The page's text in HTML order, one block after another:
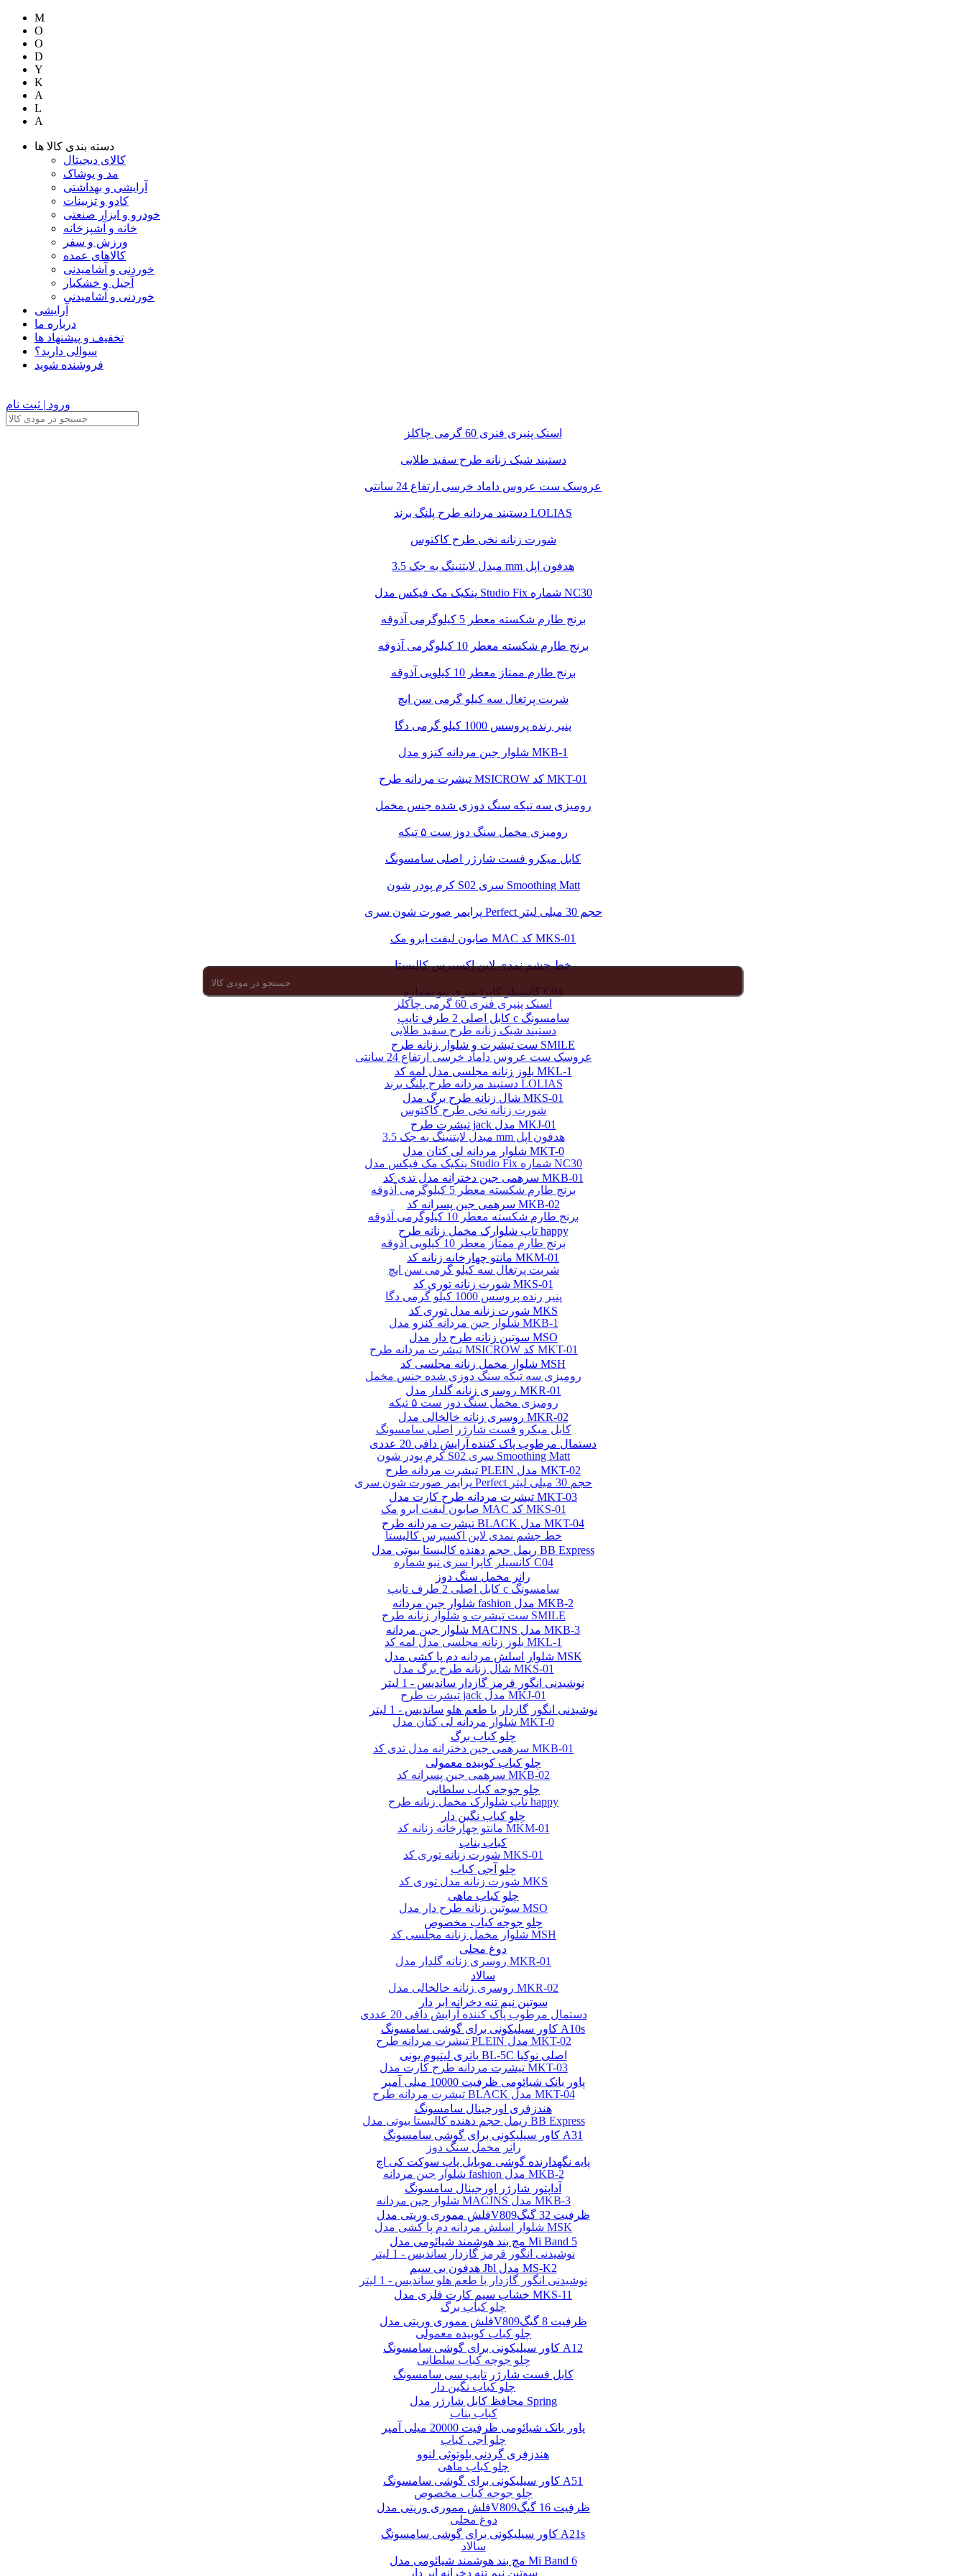
اسنک پنیری فنری 60 گرمی چاکلز
دستبند شیک زنانه طرح سفید طلایی
عروسک ست عروس داماد خرسی ارتفاع 24 سانتی
دستبند مردانه طرح پلنگ برند LOLIAS
شورت زنانه نخی طرح کاکتوس
مبدل لایتنینگ به جک 3.5 mm هدفون اپل
پنکیک مک فیکس مدل Studio Fix شماره NC30
برنج طارم شکسته معطر 5 کیلوگرمی آذوقه
برنج طارم شکسته معطر 10 کیلوگرمی آذوقه
برنج طارم ممتاز معطر 10 کیلویی آذوقه
شربت پرتغال سه کیلو گرمی سن ایچ
پنیر رنده پروسس 1000 کیلو گرمی دگا
شلوار جین مردانه کنزو مدل MKB-1
تیشرت مردانه طرح MSICROW کد MKT-01
رومیزی سه تیکه سنگ دوزی شده جنس مخمل
رومیزی مخمل سنگ دوز ست ۵ تیکه
کابل میکرو فست شارژر اصلی سامسونگ
کرم پودر شون S02 سری Smoothing Matt
پرایمر صورت شون سری Perfect حجم 30 میلی لیتر
صابون لیفت ابرو مک MAC کد MKS-01
خط چشم نمدی لاین اکسپرس کالیستا
کانسیلر کاپرا سری نیو شماره C04
کابل اصلی 2 طرف تایپ c سامسونگ
ست تیشرت و شلوار زنانه طرح SMILE
بلوز زنانه مجلسی مدل لمه کد MKL-1
شال زنانه طرح برگ مدل MKS-01
تیشرت طرح jack مدل MKJ-01
شلوار مردانه لی کتان مدل MKT-0
سرهمی جین دخترانه مدل تدی کد MKB-01
سرهمی جین پسرانه کد MKB-02
تاپ شلوارک مخمل زنانه طرح happy
مانتو چهارخانه زنانه کد MKM-01
شورت زنانه توری کد MKS-01
شورت زنانه مدل توری کد MKS
سوتین زنانه طرح دار مدل MSO
شلوار مخمل زنانه مجلسی کد MSH
روسری زنانه گلدار مدل MKR-01
روسری زنانه خالخالی مدل MKR-02
دستمال مرطوب پاک کننده آرایش دافی 20 عددی
تیشرت مردانه طرح PLEIN مدل MKT-02
تیشرت مردانه طرح کارت مدل MKT-03
تیشرت مردانه طرح BLACK مدل MKT-04
ریمل حجم دهنده کالیستا بیوتی مدل BB Express
رانر مخمل سنگ دوز
شلوار جین مردانه fashion مدل MKB-2
شلوار جین مردانه MACJNS مدل MKB-3
شلوار اسلش مردانه دم پا کشی مدل MSK
نوشیدنی انگور قرمز گازدار ساندیس - 1 لیتر
نوشیدنی انگور گازدار با طعم هلو ساندیس - 1 لیتر
چلو کباب برگ
چلو کباب کوبیده معمولی
چلو جوجه کباب سلطانی
چلو کباب نگین دار
کباب بناب
چلو آجی کباب
چلو کباب ماهی
چلو جوجه کباب مخصوص
دوغ محلی
سالاد
سوتین نیم تنه دخرانه ابر دار
M
O
O
D
Y
K
A
L
A
دسته بندی کالا ها
کالای دیجیتال
مد و پوشاک
آرایشی و بهداشتی
کادو و تزیینات
خودرو و ابزار صنعتی
خانه و آشپزخانه
ورزش و سفر
کالاهای عمده
خوردنی و آشامیدنی
آجیل و خشکبار
خوردنی و آشامیدنی
آرایشی
درباره ما
تخفیف و پیشنهاد ها
سوالی دارید؟
فروشنده شوید
ورود | ثبت نام
اسنک پنیری فنری 60 گرمی چاکلز
دستبند شیک زنانه طرح سفید طلایی
عروسک ست عروس داماد خرسی ارتفاع 24 سانتی
دستبند مردانه طرح پلنگ برند LOLIAS
شورت زنانه نخی طرح کاکتوس
مبدل لایتنینگ به جک 3.5 mm هدفون اپل
پنکیک مک فیکس مدل Studio Fix شماره NC30
برنج طارم شکسته معطر 5 کیلوگرمی آذوقه
برنج طارم شکسته معطر 10 کیلوگرمی آذوقه
برنج طارم ممتاز معطر 10 کیلویی آذوقه
شربت پرتغال سه کیلو گرمی سن ایچ
پنیر رنده پروسس 1000 کیلو گرمی دگا
شلوار جین مردانه کنزو مدل MKB-1
تیشرت مردانه طرح MSICROW کد MKT-01
رومیزی سه تیکه سنگ دوزی شده جنس مخمل
رومیزی مخمل سنگ دوز ست ۵ تیکه
کابل میکرو فست شارژر اصلی سامسونگ
کرم پودر شون S02 سری Smoothing Matt
پرایمر صورت شون سری Perfect حجم 30 میلی لیتر
صابون لیفت ابرو مک MAC کد MKS-01
خط چشم نمدی لاین اکسپرس کالیستا
کانسیلر کاپرا سری نیو شماره C04
کابل اصلی 2 طرف تایپ c سامسونگ
ست تیشرت و شلوار زنانه طرح SMILE
بلوز زنانه مجلسی مدل لمه کد MKL-1
شال زنانه طرح برگ مدل MKS-01
تیشرت طرح jack مدل MKJ-01
شلوار مردانه لی کتان مدل MKT-0
سرهمی جین دخترانه مدل تدی کد MKB-01
سرهمی جین پسرانه کد MKB-02
تاپ شلوارک مخمل زنانه طرح happy
مانتو چهارخانه زنانه کد MKM-01
شورت زنانه توری کد MKS-01
شورت زنانه مدل توری کد MKS
سوتین زنانه طرح دار مدل MSO
شلوار مخمل زنانه مجلسی کد MSH
روسری زنانه گلدار مدل MKR-01
روسری زنانه خالخالی مدل MKR-02
دستمال مرطوب پاک کننده آرایش دافی 20 عددی
تیشرت مردانه طرح PLEIN مدل MKT-02
تیشرت مردانه طرح کارت مدل MKT-03
تیشرت مردانه طرح BLACK مدل MKT-04
ریمل حجم دهنده کالیستا بیوتی مدل BB Express
رانر مخمل سنگ دوز
شلوار جین مردانه fashion مدل MKB-2
شلوار جین مردانه MACJNS مدل MKB-3
شلوار اسلش مردانه دم پا کشی مدل MSK
نوشیدنی انگور قرمز گازدار ساندیس - 1 لیتر
نوشیدنی انگور گازدار با طعم هلو ساندیس - 1 لیتر
چلو کباب برگ
چلو کباب کوبیده معمولی
چلو جوجه کباب سلطانی
چلو کباب نگین دار
کباب بناب
چلو آجی کباب
چلو کباب ماهی
چلو جوجه کباب مخصوص
دوغ محلی
سالاد
سوتین نیم تنه دخرانه ابر دار
کاور سیلیکونی برای گوشی سامسونگ A10s
باتری لیتیوم یونی BL-5C اصلی نوکیا
پاور بانک شیائومی ظرفیت 10000 میلی آمپر
هندزفری اورجینال سامسونگ
کاور سیلیکونی برای گوشی سامسونگ A31
پایه نگهدارنده گوشی موبایل پاپ سوکت کی اچ
آداپتور شارژر اورجینال سامسونگ
فلش مموری وریتی مدلV809ظرفیت 32 گیگ
مچ بند هوشمند شیائومی مدل Mi Band 5
هدفون بی سیم Jbl مدل MS-K2
خشاب سیم کارت فلزی مدل MKS-11
فلش مموری وریتی مدلV809ظرفیت 8 گیگ
کاور سیلیکونی برای گوشی سامسونگ A12
کابل فست شارژر تایپ سی سامسونگ
محافظ کابل شارژر مدل Spring
پاور بانک شیائومی ظرفیت 20000 میلی آمپر
هندزفری گردنی بلوتوثی لنوو
کاور سیلیکونی برای گوشی سامسونگ A51
فلش مموری وریتی مدلV809ظرفیت 16 گیگ
کاور سیلیکونی برای گوشی سامسونگ A21s
مچ بند هوشمند شیائومی مدل Mi Band 6